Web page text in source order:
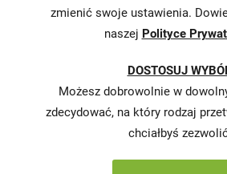
Karty
Butelkomaty
zmienić swoje ustawienia.
naszej Polityce
DOSTOSUJ
Możesz dobrowolnie w
zdecydować, na który rodzaj
chciałbyś